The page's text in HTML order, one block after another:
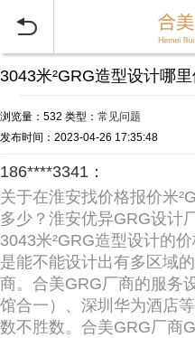

3043米²GRG造型设计哪里
浏览量：532 类型： 常见问题
发布时间：2023-04-26 17:35:48
186****3341：
关于在淮安找价格报价米
多少？淮安优异GRG设计
3043米²GRG造型设计的
是能不能设计出有多区域
商。合美GRG厂商的服务
馆合一）、深圳华为酒店
数不胜数。合美GRG厂商